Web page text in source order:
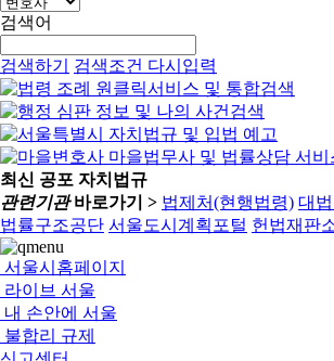
검색어
검색하기 검색조건 다시입력
최신 공포 자치법규
관련기관바로가기 > 법제처(현행법령) 대
법률구조공단 서울도시계획포털 헌법재판
서울시홈페이지
라이브 서울
내 손안에 서울
불합리 규제